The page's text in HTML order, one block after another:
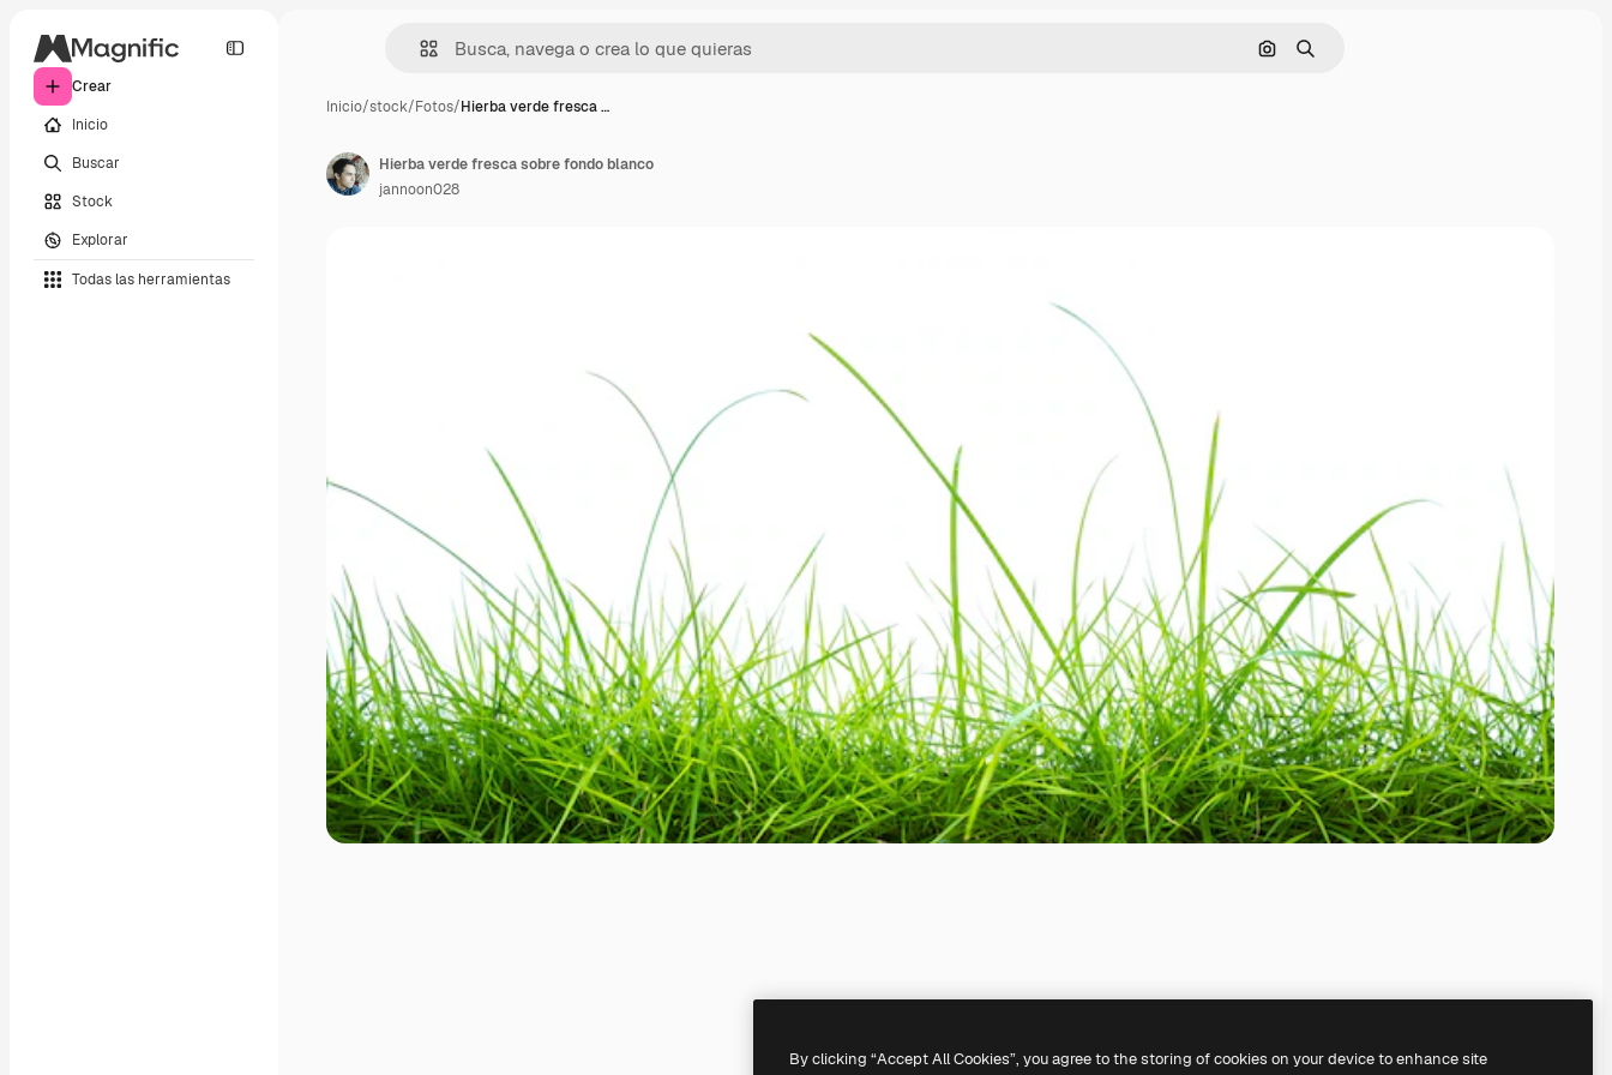
Crear
Inicio
Buscar
Stock
Explorar
Todas las herramientas
Buscar por imagen
Buscar
Inicio/stock/Fotos/Hierba verde fresca …
Hierba verde fresca sobre fondo blanco
jannoon028
By clicking “Accept All Cookies”, you agree to the storing of cookies on your device to enhance site